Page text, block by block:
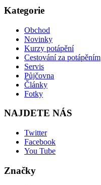
Kategorie
Obchod
Novinky
Kurzy potápění
Cestování za potápěním
Servis
Půjčovna
Články
Fotky
NAJDETE NÁS
Twitter
Facebook
You Tube
Značky